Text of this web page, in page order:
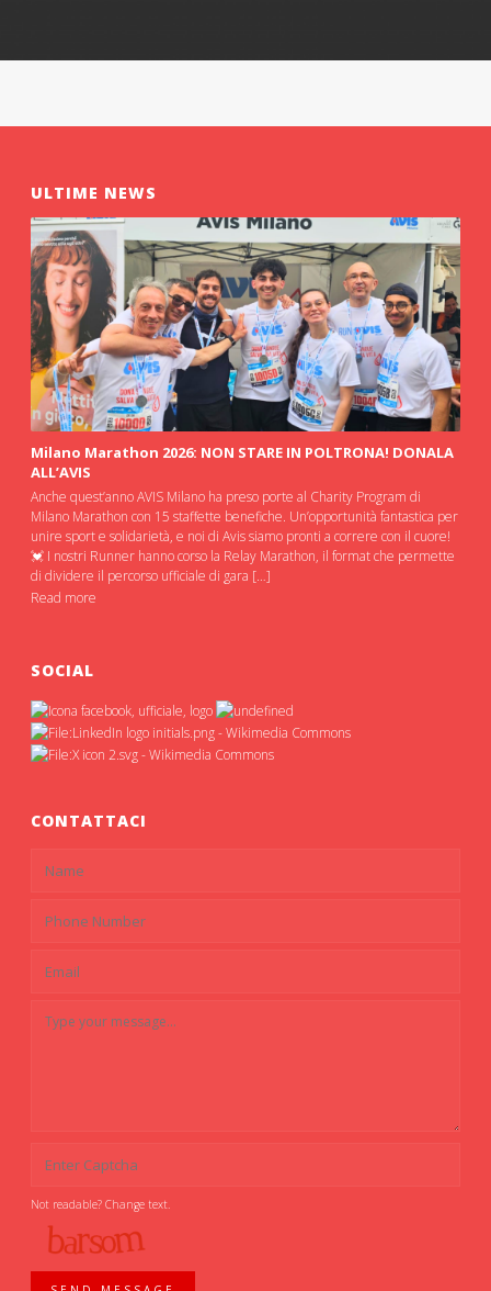
ULTIME NEWS
Milano Marathon 2026: NON STARE IN POLTRONA! DONALA
ALL’AVIS
Anche quest’anno AVIS Milano ha preso porte al Charity Program di
Milano Marathon con 15 staffette benefiche. Un’opportunità fantastica per
unire sport e solidarietà, e noi di Avis siamo pronti a correre con il cuore!
💓 I nostri Runner hanno corso la Relay Marathon, il format che permette
di dividere il percorso ufficiale di gara […]
Read more
SOCIAL
CONTATTACI
Not readable? Change text.